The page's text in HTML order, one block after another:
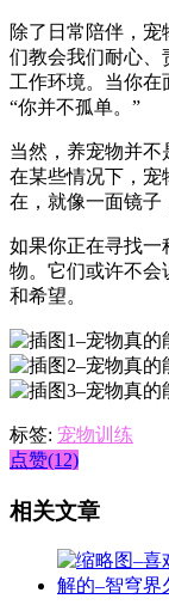
除了日常陪伴，
们教会我们耐心、
工作环境。当你在
“你并不孤单。”
当然，养宠物并不
在某些情况下，宠
在，就像一面镜子
如果你正在寻找一
物。它们或许不会
和希望。
标签: 宠物训练
点赞(12)
相关文章